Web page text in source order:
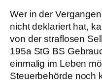
Wer in der
nicht deklariert hat,
von der straflosen
195a StG BS
einmalig im Leben
Steuerbehörde noch